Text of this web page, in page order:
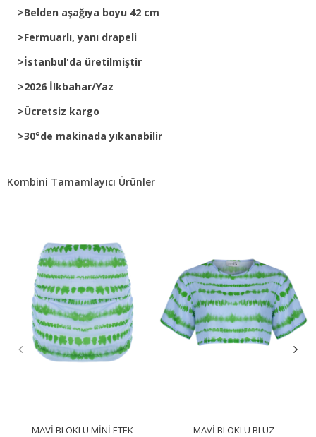
>Belden aşağıya boyu 42 cm
>Fermuarlı, yanı drapeli
>İstanbul'da üretilmiştir
>2026 İlkbahar/Yaz
>Ücretsiz kargo
>30°de makinada yıkanabilir
Kombini Tamamlayıcı Ürünler
MAVI BLOKLU MINI ETEK MAVI BLOKLU BLUZ